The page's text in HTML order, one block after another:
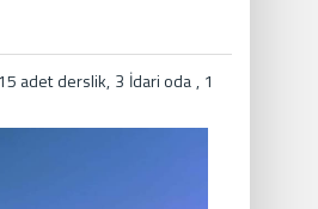
adet derslik, 3 İdari oda , 1